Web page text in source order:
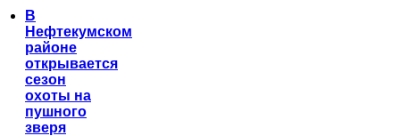
В
Нефтекумском
районе
открывается
сезон
охоты на
пушного
зверя